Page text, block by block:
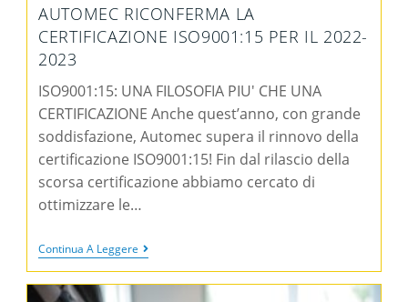
AUTOMEC RICONFERMA LA
CERTIFICAZIONE ISO9001:15 PER IL 2022-
2023
ISO9001:15: UNA FILOSOFIA PIU' CHE UNA
CERTIFICAZIONE Anche quest’anno, con grande
soddisfazione, Automec supera il rinnovo della
certificazione ISO9001:15! Fin dal rilascio della
scorsa certificazione abbiamo cercato di
ottimizzare le…
Continua A Leggere